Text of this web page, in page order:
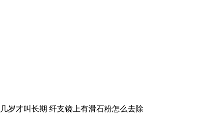
岁才叫长期 纤支镜上有滑石粉怎么去除